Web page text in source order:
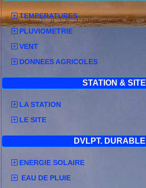
TEMPERATURES
PLUVIOMETRIE
VENT
DONNEES AGRICOLES
STATION & SITE
LA STATION
LE SITE
DVLPT. DURABLE
ENERGIE SOLAIRE
EAU DE PLUIE